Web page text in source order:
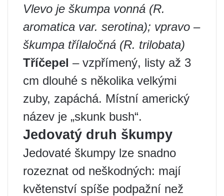
Vlevo je škumpa vonná (R.
aromatica var. serotina); vpravo –
škumpa třílaločná (R. trilobata)
Tříčepel – vzpřímený, listy až 3
cm dlouhé s několika velkými
zuby, zapáchá. Místní americký
název je „skunk bush“.
Jedovatý druh škumpy
Jedovaté škumpy lze snadno
rozeznat od neškodných: mají
květenství spíše podpažní než